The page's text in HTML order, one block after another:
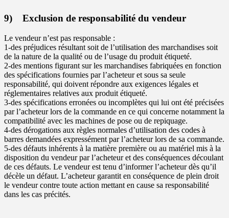
9) Exclusion de responsabilité du vendeur
Le vendeur n’est pas responsable :
1-des préjudices résultant soit de l’utilisation des marchandises soit
de la nature de la qualité ou de l’usage du produit étiqueté.
2-des mentions figurant sur les marchandises fabriquées en fonction
des spécifications fournies par l’acheteur et sous sa seule
responsabilité, qui doivent répondre aux exigences légales et
réglementaires relatives aux produit étiqueté.
3-des spécifications erronées ou incomplètes qui lui ont été précisées
par l’acheteur lors de la commande en ce qui concerne notamment la
compatibilité avec les machines de pose ou de repiquage.
4-des dérogations aux règles normales d’utilisation des codes à
barres demandées expressément par l’acheteur lors de sa commande.
5-des défauts inhérents à la matière première ou au matériel mis à la
disposition du vendeur par l’acheteur et des conséquences découlant
de ces défauts. Le vendeur est tenu d’informer l’acheteur dès qu’il
décèle un défaut. L’acheteur garantit en conséquence de plein droit
le vendeur contre toute action mettant en cause sa responsabilité
dans les cas précités.